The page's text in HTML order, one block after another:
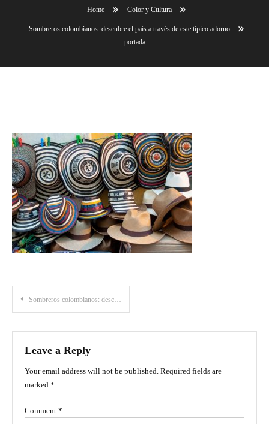
Home Color y Cultura
Sombreros colombianos: descubre el país a través de este típico adorno
portada
Post
navigation
Sombreros colombianos: descubre el país a través de este típico adorno
Leave a Reply
Your email address will not be published. Required fields are
marked *
Comment *